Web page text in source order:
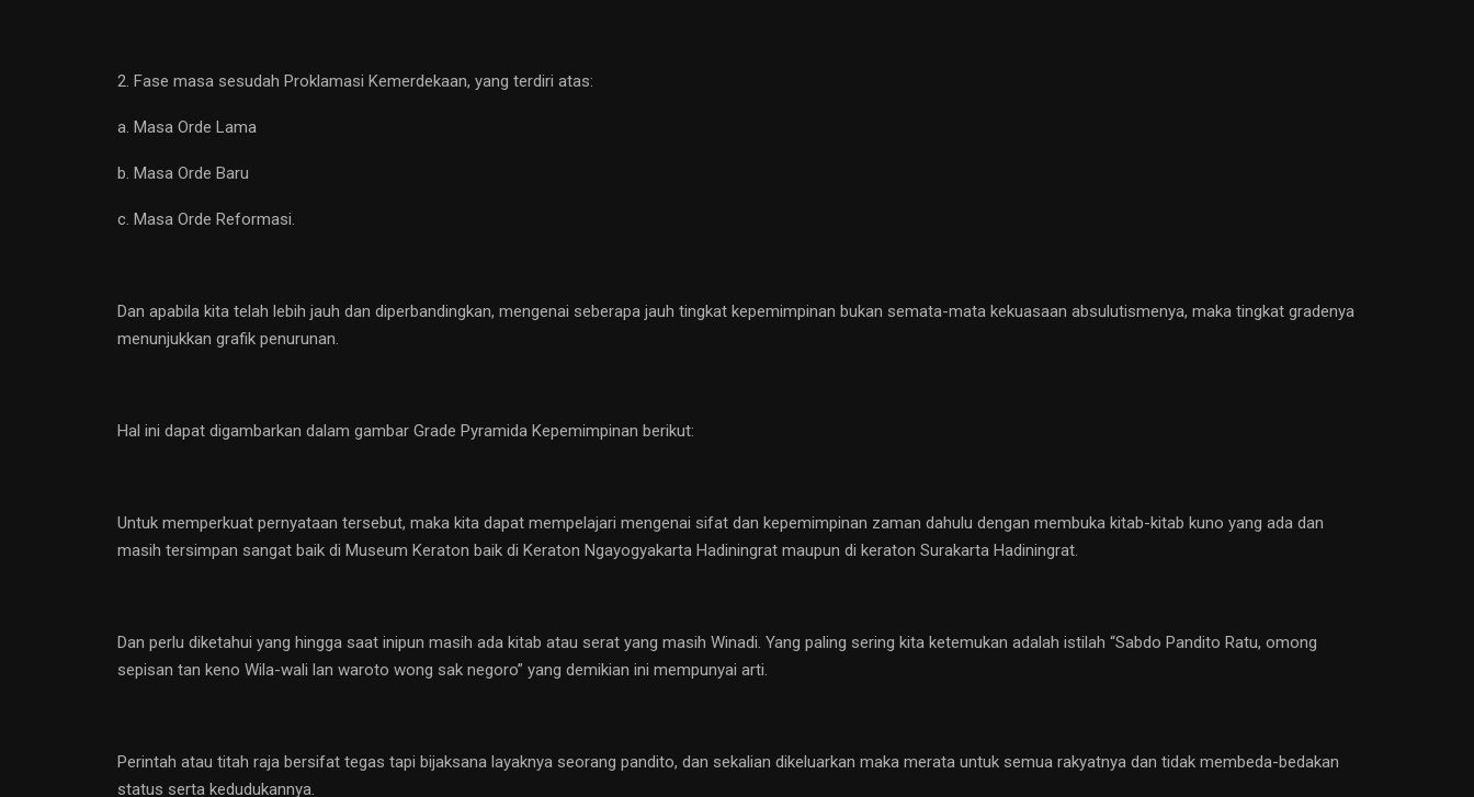
2. Fase masa sesudah Proklamasi Kemerdekaan, yang terdiri atas:
a. Masa Orde Lama
b. Masa Orde Baru
c. Masa Orde Reformasi.
Dan apabila kita telah lebih jauh dan diperbandingkan, mengenai seberapa jauh tingkat kepemimpinan bukan semata-mata kekuasaan absulutismenya, maka tingkat gradenya
menunjukkan grafik penurunan.
Hal ini dapat digambarkan dalam gambar Grade Pyramida Kepemimpinan berikut:
Untuk memperkuat pernyataan tersebut, maka kita dapat mempelajari mengenai sifat dan kepemimpinan zaman dahulu dengan membuka kitab-kitab kuno yang ada dan
masih tersimpan sangat baik di Museum Keraton baik di Keraton Ngayogyakarta Hadiningrat maupun di keraton Surakarta Hadiningrat.
Dan perlu diketahui yang hingga saat inipun masih ada kitab atau serat yang masih Winadi. Yang paling sering kita ketemukan adalah istilah “Sabdo Pandito Ratu, omong
sepisan tan keno Wila-wali lan waroto wong sak negoro” yang demikian ini mempunyai arti.
Perintah atau titah raja bersifat tegas tapi bijaksana layaknya seorang pandito, dan sekalian dikeluarkan maka merata untuk semua rakyatnya dan tidak membeda-bedakan
status serta kedudukannya.